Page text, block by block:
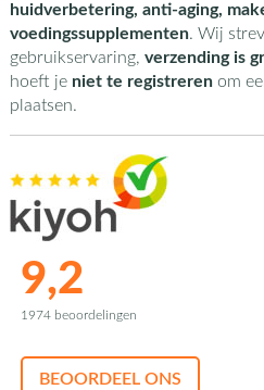
huidverbetering, anti-aging,
voedingssupplementen. Wij
gebruikservaring, verzending is
hoeft je niet te registrerenom
plaatsen.
9,2
1974 beoordelingen
BEOORDEEL ONS